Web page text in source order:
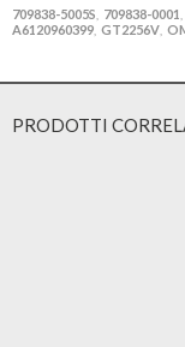
709838-5005S
709838-0001
A6120960399 GT2256V
PRODOTTI